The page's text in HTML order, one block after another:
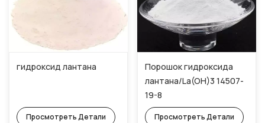
гидроксид лантана
Просмотреть Детали
Порошок гидроксида
лантана/La(OH)3 14507-
19-8
Просмотреть Детали